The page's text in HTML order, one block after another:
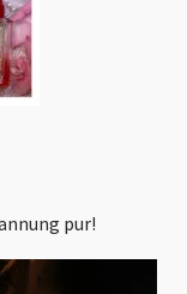
pur!